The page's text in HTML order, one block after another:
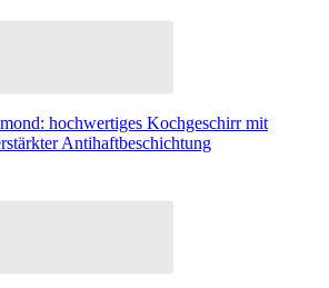
hochwertiges Kochgeschirr mit
Antihaftbeschichtung